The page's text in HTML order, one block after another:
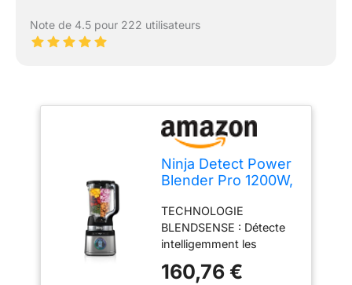
Note de 4.5 pour 222 utilisateurs
Ninja Detect Power
Blender Pro 1200W,
TB201EU
TECHNOLOGIE
BLENDSENSE : Détecte
intelligemment les
portions et la glace, puis
160,76 €